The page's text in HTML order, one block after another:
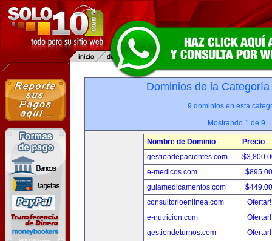
Dominios de la
9 dominios en esta
Mostrando 1 de 9
Nombre de Dominio
Precio
gestiondepacientes.com
e-medicos.com
guiamedicamentos.com
consultorioenlinea.com
e-nutricion.com
gestiondeturnos.com